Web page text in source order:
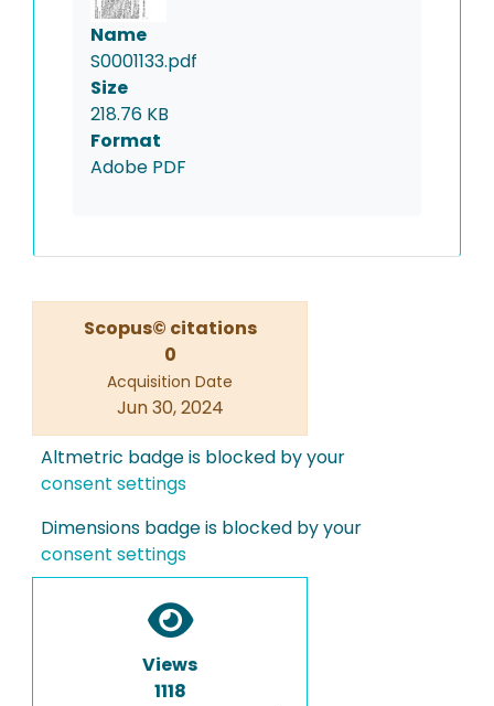
Name
S0001133.pdf
Size
218.76 KB
Format
Adobe PDF
Scopus© citations
0
Acquisition Date
Jun 30, 2024
Altmetric badge is blocked by your
consent settings
Dimensions badge is blocked by your
consent settings
Views
1118